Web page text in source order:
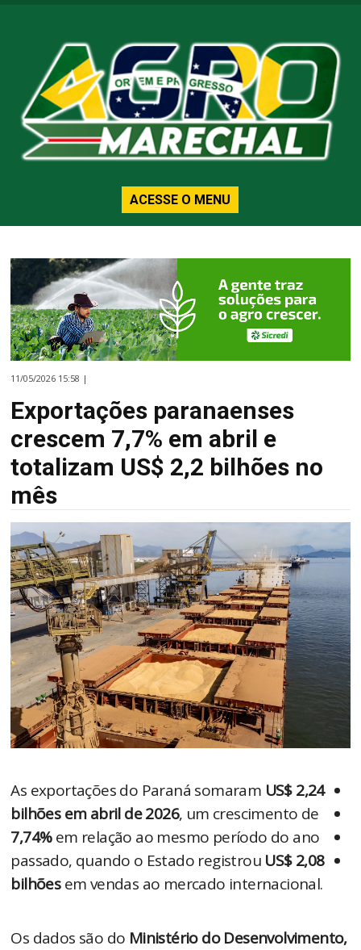
ACESSE O MENU
11/05/2026 15:58 |
Exportações paranaenses
crescem 7,7% em abril e
totalizam US$ 2,2 bilhões no
mês
As exportações do Paraná somaram US$ 2,24
bilhões em abril de 2026
7,74% em relação ao mesmo período do ano
passado, quando o Estado registrou US$ 2,08
bilhões em vendas ao mercado internacional.
Os dados são do Ministério do Desenvolvimento,